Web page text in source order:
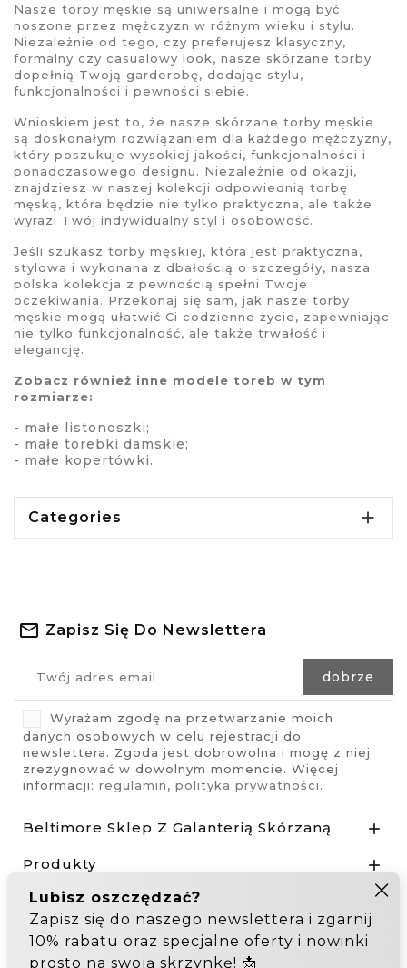
Nasze torby męskie są uniwersalne i mogą być
noszone przez mężczyzn w różnym wieku i stylu.
Niezależnie od tego, czy preferujesz klasyczny,
formalny czy casualowy look, nasze skórzane torby
dopełnią Twoją garderobę, dodając stylu,
funkcjonalności i pewności siebie.
Wnioskiem jest to, że nasze skórzane torby męskie
są doskonałym rozwiązaniem dla każdego mężczyzny,
który poszukuje wysokiej jakości, funkcjonalności i
ponadczasowego designu. Niezależnie od okazji,
znajdziesz w naszej kolekcji odpowiednią torbę
męską, która będzie nie tylko praktyczna, ale także
wyrazi Twój indywidualny styl i osobowość.
Jeśli szukasz torby męskiej, która jest praktyczna,
stylowa i wykonana z dbałością o szczegóły, nasza
polska kolekcja z pewnością spełni Twoje
oczekiwania. Przekonaj się sam, jak nasze torby
męskie mogą ułatwić Ci codzienne życie, zapewniając
nie tylko funkcjonalność, ale także trwałość i
elegancję.
Zobacz również inne modele toreb w tym
rozmiarze:
- małe listonoszki;
- małe torebki damskie;
- małe kopertówki.
Categories 
Zapisz Się Do Newslettera
Wyrażam zgodę na przetwarzanie moich
danych osobowych w celu rejestracji do
newslettera. Zgoda jest dobrowolna i mogę z niej
zrezygnować w dowolnym momencie. Więcej
informacji: regulamin, polityka prywatności.
Beltimore Sklep Z Galanterią Skórzaną 
Produkty 
Nasza Firma 
Odstąp od umowy tutaj